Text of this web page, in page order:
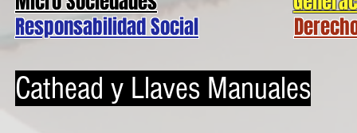
Responsabilidad Social
Cathead y Llaves Manuales